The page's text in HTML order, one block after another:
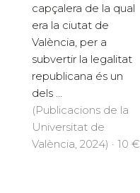
capçalera de la qual
era la ciutat de
València, per a
subvertir la legalitat
republicana és un
dels ...
(Publicacions de la
Universitat de
València, 2024) · 10 €